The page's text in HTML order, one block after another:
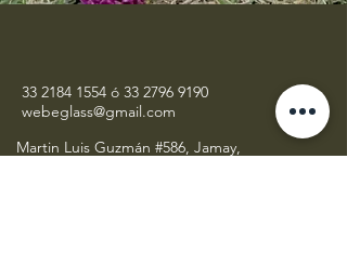
33 2184 1554 ó 33 2796 9190
webeglass@gmail.com
Martin Luis Guzmán #586, Jamay,